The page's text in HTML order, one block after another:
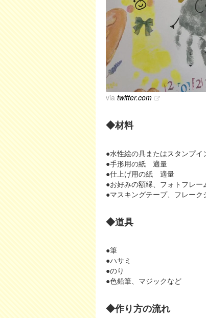
via twitter.com
◆材料
●水性絵の具またはスタンプイ
●手形用の紙 適量
●仕上げ用の紙 適量
●お好みの額縁、フォトフレー
●マスキングテープ、フレーク
◆道具
●筆
●ハサミ
●のり
●色鉛筆、マジックなど
◆作り方の流れ